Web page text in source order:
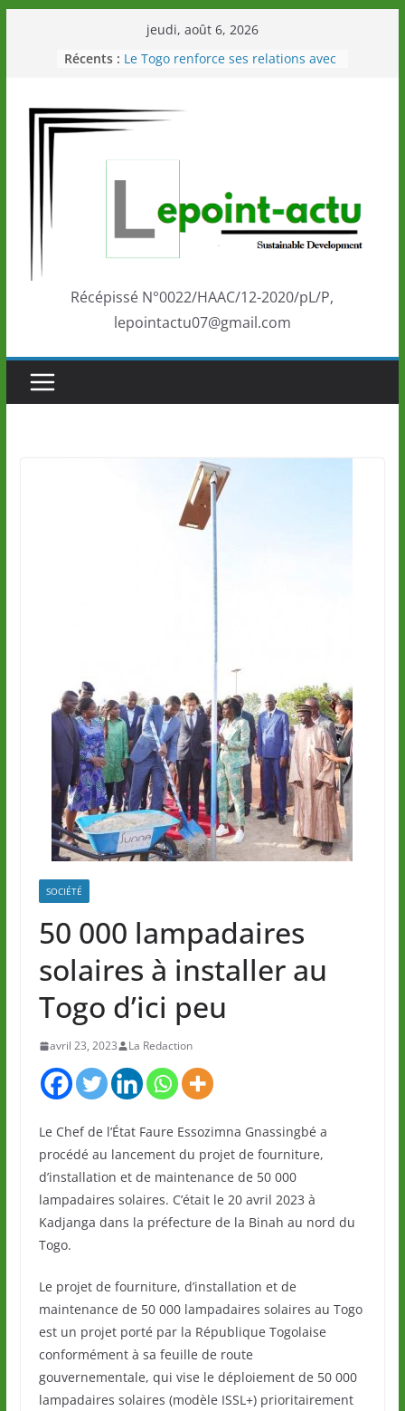
jeudi, août 6, 2026
Récents : Le Togo renforce ses relations avec
Éléphants en Côte d’Ivoire
LOTO DETENTE”, un nouveau tirage
marque de confiance au Togo sur
la scène internationale au-delà des
performances de ses athlètes
Togo: Que retenir de la politique
éducation et de l’ambition de
Récépissé N°0022/HAAC/12-2020/pL/P,
lepointactu07@gmail.com
SOCIÉTÉ
50 000 lampadaires
solaires à installer au
Togo d’ici peu
avril 23, 2023 La Redaction
Le Chef de l’État Faure Essozimna Gnassingbé a
procédé au lancement du projet de fourniture,
d’installation et de maintenance de 50 000
lampadaires solaires. C’était le 20 avril 2023 à
Kadjanga dans la préfecture de la Binah au nord du
Togo.
Le projet de fourniture, d’installation et de
maintenance de 50 000 lampadaires solaires au Togo
est un projet porté par la République Togolaise
conformément à sa feuille de route
gouvernementale, qui vise le déploiement de 50 000
lampadaires solaires (modèle ISSL+) prioritairement